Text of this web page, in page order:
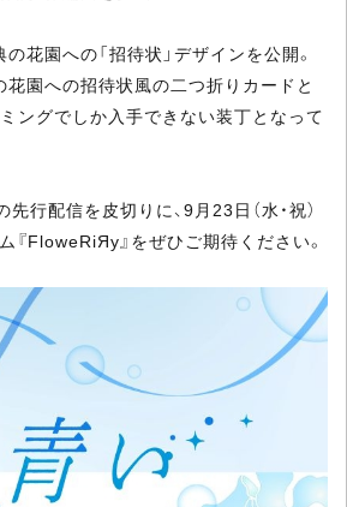
花園への「招待状」デザインを公開。
花園への招待状風の二つ折りカードと
ングでしか入手できない装丁となって
行配信を皮切りに、9月23日（水・祝）
『FloweRiЯy』をぜひご期待ください。